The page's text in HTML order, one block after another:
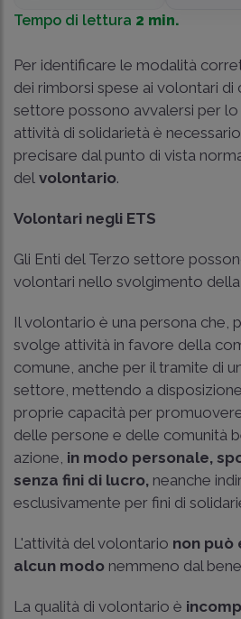
Tempo di lettura 2 min.
Per identificare le modalità
dei rimborsi spese ai volontari di
settore possono avvalersi per
attività di solidarietà è
precisare dal punto di vista
del volontario.
Volontari negli ETS
Gli Enti del Terzo settore
volontari nello svolgimento
Il volontario è una persona che,
svolge attività in favore della
comune, anche per il tramite di
settore, mettendo a
proprie capacità per
delle persone e delle comunità
azione, in modo personale,
senza fini di lucro, neanche
esclusivamente per fini di
L'attività del volontario non può
alcun modo nemmeno dal
La qualità di volontario è